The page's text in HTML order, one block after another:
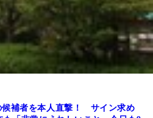
候補者を本人直撃！ サイン求め